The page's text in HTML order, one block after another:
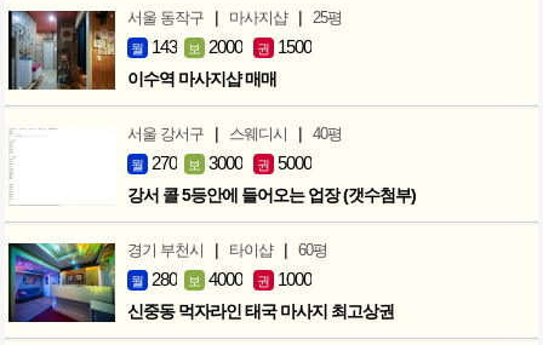
서울 동작구 | 마사지샵 | 25평
월 143 보 2000 권 1500
이수역 마사지샵 매매
서울 강서구 | 스웨디시 | 40평
월 270 보 3000 권 5000
강서 콜 5등안에 들어오는 업장 (갯수첨부)
경기 부천시 | 타이샵 | 60평
월 280 보 4000 권 1000
신중동 먹자라인 태국 마사지 최고상권